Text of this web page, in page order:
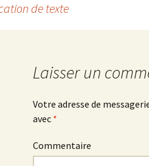
de texte
Laisser un
Votre adresse de
avec *
Commentaire